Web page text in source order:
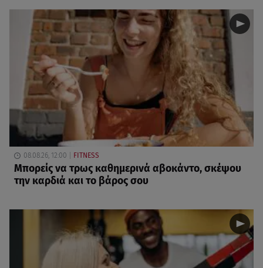
08.08.26, 12:00 FITNESS
Μπορείς να τρως καθημερινά αβοκάντο, σκέψου
την καρδιά και το βάρος σου